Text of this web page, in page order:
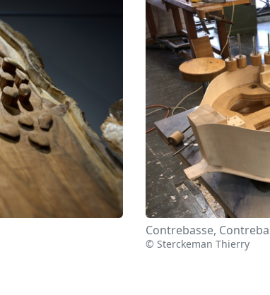
Contrebasse,
© Sterckeman Thierry